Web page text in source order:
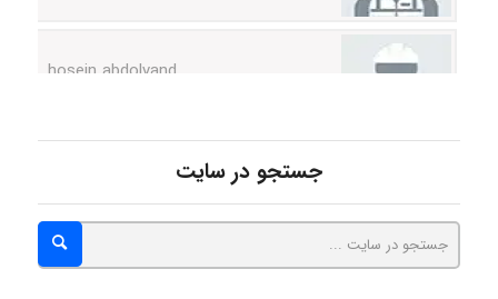
emami
جستجو در سایت